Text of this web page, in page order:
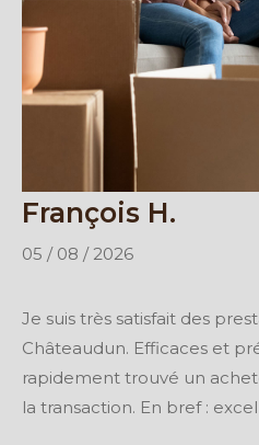
François H.
05 / 08 / 2026
Je suis très satisfait des
Châteaudun. Efficaces et
rapidement trouvé un
la transaction. En bref :